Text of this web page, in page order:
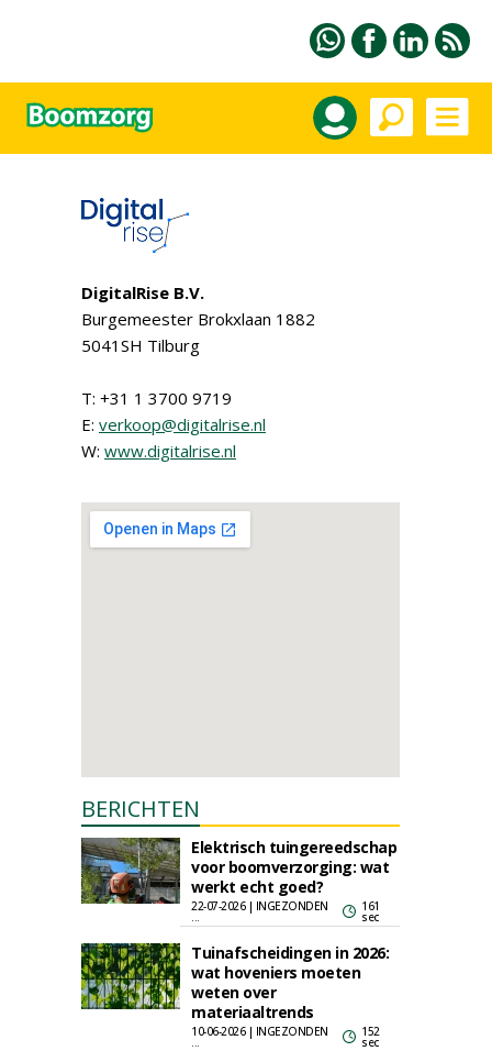
DigitalRise B.V.
Burgemeester Brokxlaan 1882
5041SH Tilburg
T: +31 1 3700 9719
E: verkoop@digitalrise.nl
W: www.digitalrise.nl
BERICHTEN
Elektrisch tuingereedschap
voor boomverzorging: wat
werkt echt goed?
22-07-2026 | INGEZONDEN
...
161
sec
Tuinafscheidingen in 2026:
wat hoveniers moeten
weten over
materiaaltrends
10-06-2026 | INGEZONDEN
...
152
sec